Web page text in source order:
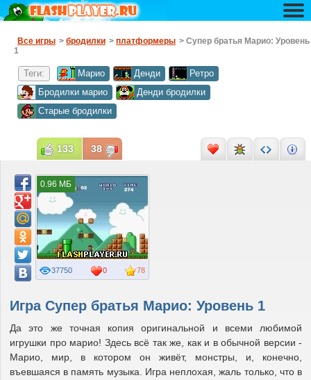
Все игры > бродилки > платформеры > Супер братья Марио: Уровень
1
Теги: Марио Денди
Ретро
Бродилки марио
Денди бродилки
Старые бродилки
Игра Супер братья Марио: Уровень 1
Да это же точная копия оригинальной и всеми любимой
игрушки про марио! Здесь всё так же, как и в обычной версии -
Марио, мир, в котором он живёт, монстры, и, конечно,
въевшаяся в память музыка. Игра неплохая, жаль только, что в
78
37750 0
0.96 МБ
133 38